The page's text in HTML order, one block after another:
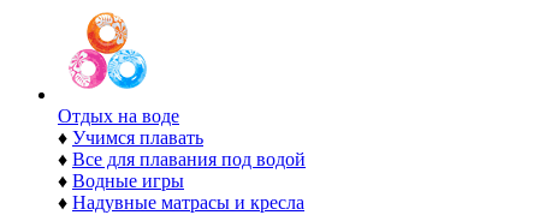
Отдых на воде
♦ Учимся плавать
♦ Все для плавания под водой
♦ Водные игры
♦ Надувные матрасы и кресла